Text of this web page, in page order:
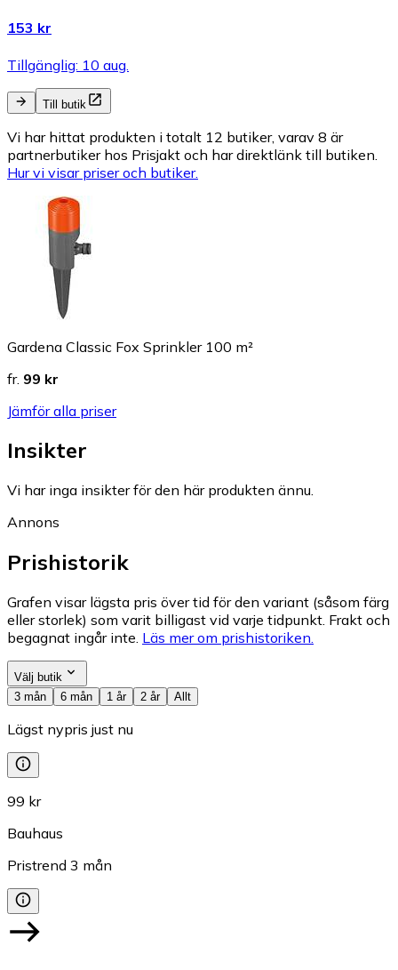
153 kr
Tillgänglig: 10 aug.
Till butik
Vi har hittat produkten i totalt 12 butiker, varav 8 är
partnerbutiker hos Prisjakt och har direktlänk till butiken.
Hur vi visar priser och butiker.
Gardena Classic Fox Sprinkler 100 m²
fr. 99 kr
Jämför alla priser
Insikter
Vi har inga insikter för den här produkten ännu.
Annons
Prishistorik
Grafen visar lägsta pris över tid för den variant (såsom färg
eller storlek) som varit billigast vid varje tidpunkt. Frakt och
begagnat ingår inte. Läs mer om prishistoriken.
Välj butik
3 mån
6 mån 1 år 2 år Allt
Lägst nypris just nu
99 kr
Bauhaus
Pristrend 3 mån